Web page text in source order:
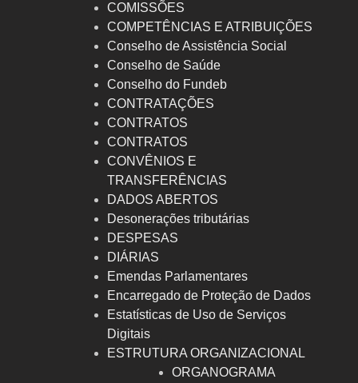
COMISSÕES
COMPETÊNCIAS E ATRIBUIÇÕES
Conselho de Assistência Social
Conselho de Saúde
Conselho do Fundeb
CONTRATAÇÕES
CONTRATOS
CONTRATOS
CONVÊNIOS E
TRANSFERÊNCIAS
DADOS ABERTOS
Desonerações tributárias
DESPESAS
DIÁRIAS
Emendas Parlamentares
Encarregado de Proteção de Dados
Estatísticas de Uso de Serviços
Digitais
ESTRUTURA ORGANIZACIONAL
ORGANOGRAMA